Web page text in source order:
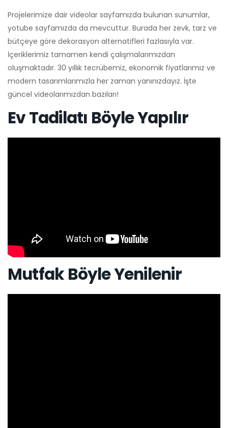
Projelerimize dair videolar sayfamızda bulunan sunumlar,
yotube sayfamızda da mevcuttur. Burada her zevk, tarz ve
bütçeye göre dekorasyon alternatifleri fazlasıyla var.
İçeriklerimiz tamamen kendi çalışmalarımızdan
oluşmaktadır. 30 yıllık tecrübemiz, ekonomik fiyatlarımız ve
modern tasarımlarımızla her zaman yanınızdayız. İşte
güncel videolarımızdan bazıları!
Ev Tadilatı Böyle Yapılır
Mutfak Böyle Yenilenir